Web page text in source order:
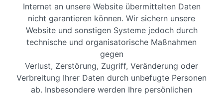
Internet an unsere Website übermittelten Daten
nicht garantieren können. Wir sichern unsere
Website und sonstigen Systeme jedoch durch
technische und organisatorische Maßnahmen
gegen
Verlust, Zerstörung, Zugriff, Veränderung oder
Verbreitung Ihrer Daten durch unbefugte Personen
ab. Insbesondere werden Ihre persönlichen